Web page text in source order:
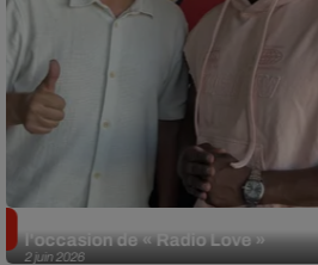
2 juin 2026
l'occasion de « Radio Love »